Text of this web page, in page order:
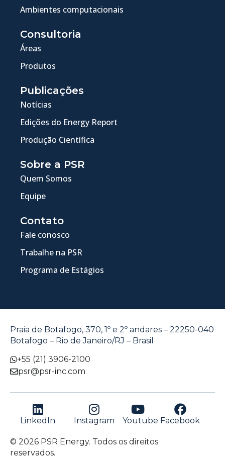
Ambientes computacionais
Consultoria
Áreas
Produtos
Publicações
Notícias
Edições do Energy Report
Produção Científica
Sobre a PSR
Quem Somos
Equipe
Contato
Fale conosco
Trabalhe na PSR
Programa de Estágios
Praia de Botafogo, 370, 1º e 2º andares – 22250-040
Botafogo – Rio de Janeiro/RJ – Brasil
+55 (21) 3906-2100
psr@psr-inc.com
LinkedIn Instagram Youtube Facebook
© 2026 PSR Energy. Todos os direitos
reservados.